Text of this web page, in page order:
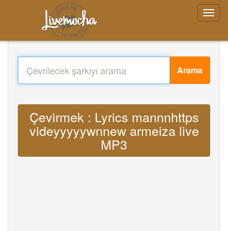
Arama
Çevirmek : Lyrics mannnhttps
videyyyyywnnew armeiza live
MP3